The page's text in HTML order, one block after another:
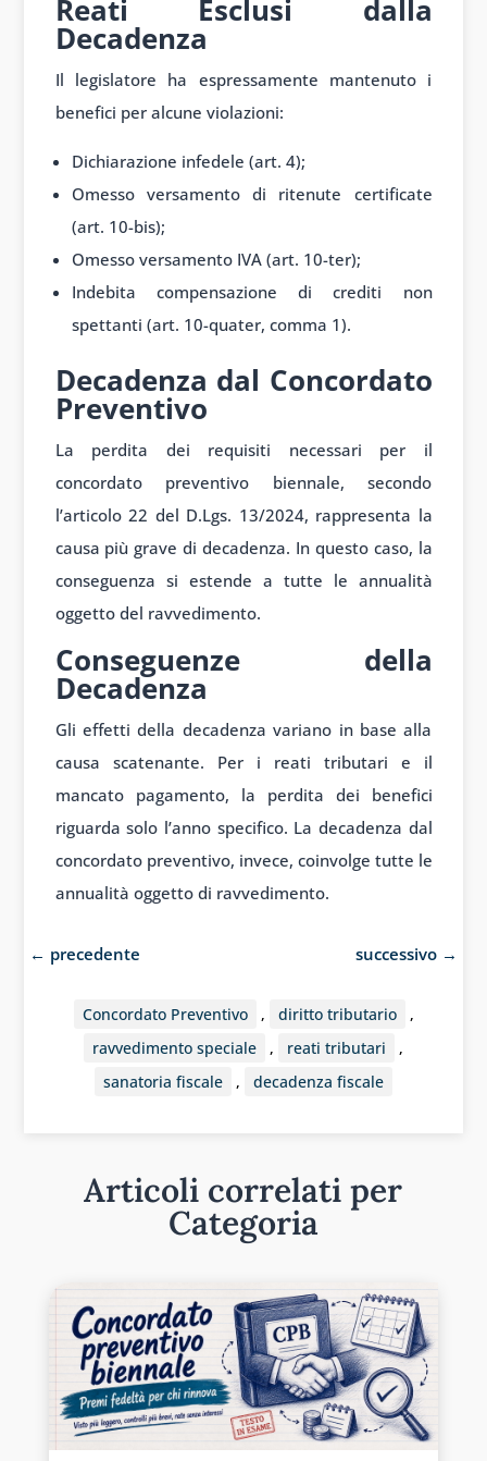
Reati Esclusi dalla
Decadenza
Il legislatore ha espressamente mantenuto i
benefici per alcune violazioni:
Dichiarazione infedele (art. 4);
Omesso versamento di ritenute certificate
(art. 10-bis);
Omesso versamento IVA (art. 10-ter);
Indebita compensazione di crediti non
spettanti (art. 10-quater, comma 1).
Decadenza dal Concordato
Preventivo
La perdita dei requisiti necessari per il
concordato preventivo biennale, secondo
l’articolo 22 del D.Lgs. 13/2024, rappresenta la
causa più grave di decadenza. In questo caso, la
conseguenza si estende a tutte le annualità
oggetto del ravvedimento.
Conseguenze della
Decadenza
Gli effetti della decadenza variano in base alla
causa scatenante. Per i reati tributari e il
mancato pagamento, la perdita dei benefici
riguarda solo l’anno specifico. La decadenza dal
concordato preventivo, invece, coinvolge tutte le
annualità oggetto di ravvedimento.
← precedente successivo →
Concordato Preventivo , diritto tributario
,
ravvedimento speciale
, reati tributari
,
sanatoria fiscale
, decadenza fiscale
Articoli correlati per
Categoria